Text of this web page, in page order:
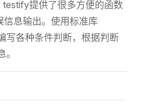
提供了很多方便的函数
息输出。使用标准库
写各种条件判断，根据判断